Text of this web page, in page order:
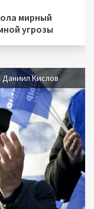
мирный
угрозы
Даниил Кислов